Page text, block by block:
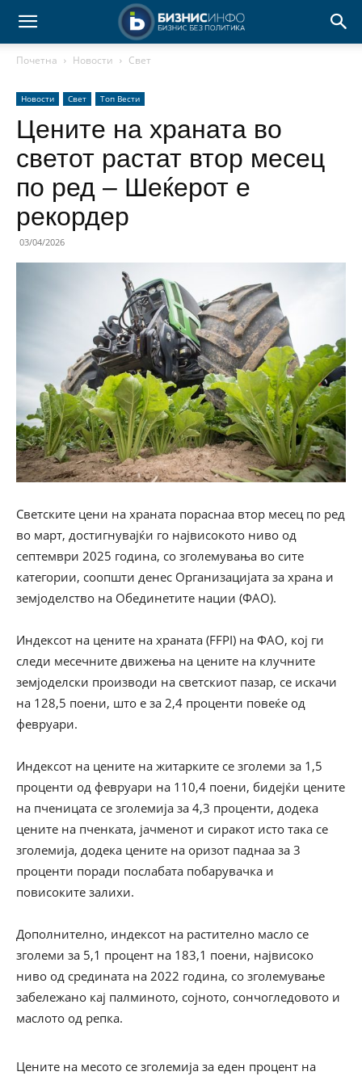
Почетна Новости Свет
Новости Свет Топ Вести
Цените на храната во
светот растат втор месец
по ред – Шеќерот е
рекордер
03/04/2026
Светските цени на храната пораснаа втор месец по ред
во март, достигнувајќи го највисокото ниво од
септември 2025 година, со зголемувања во сите
категории, соопшти денес Организацијата за храна и
земјоделство на Обединетите нации (ФАО).
Индексот на цените на храната (FFPI) на ФАО, кој ги
следи месечните движења на цените на клучните
земјоделски производи на светскиот пазар, се искачи
на 128,5 поени, што е за 2,4 проценти повеќе од
февруари.
Индексот на цените на житарките се зголеми за 1,5
проценти од февруари на 110,4 поени, бидејќи цените
на пченицата се зголемија за 4,3 проценти, додека
цените на пченката, јачменот и сиракот исто така се
зголемија, додека цените на оризот паднаа за 3
проценти поради послабата побарувачка и
повисоките залихи.
Дополнително, индексот на растително масло се
зголеми за 5,1 процент на 183,1 поени, највисоко
ниво од средината на 2022 година, со зголемување
забележано кај палминото, сојното, сончогледовото и
маслото од репка.
Цените на месото се зголемија за еден процент на